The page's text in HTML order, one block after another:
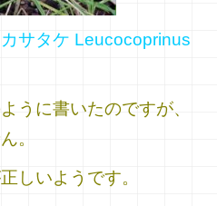
サタケ Leucocoprinus
うに書いたのですが、
。
しいようです。